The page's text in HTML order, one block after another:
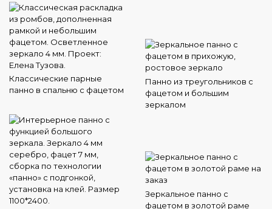
Классические парные
панно в спальню с фацетом
Панно из треугольников с
фацетом и большим
зеркалом
Зеркальное панно с
фацетом в золотой раме